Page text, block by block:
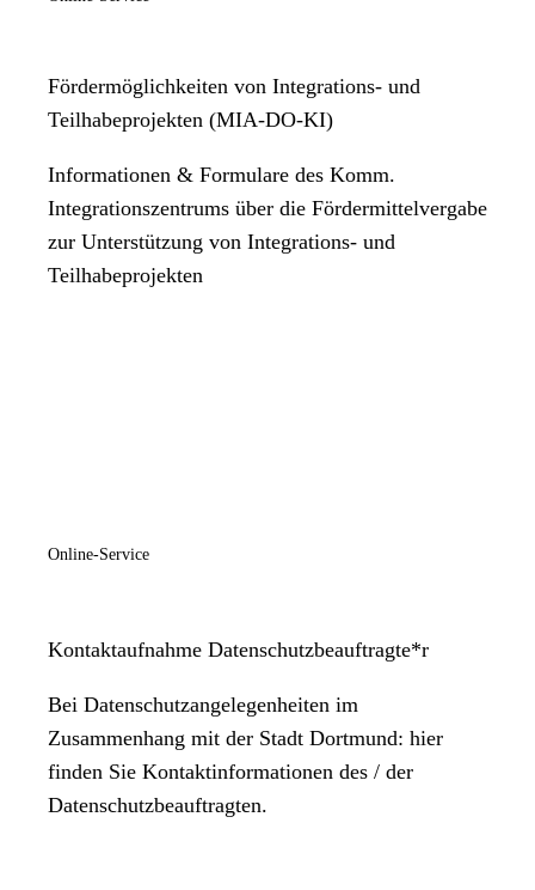
Fördermöglichkeiten von Integrations- und
Teilhabeprojekten (MIA-DO-KI)
Informationen & Formulare des Komm.
Integrationszentrums über die Fördermittelvergabe
zur Unterstützung von Integrations- und
Teilhabeprojekten
Online-Service
Kontaktaufnahme Datenschutzbeauftragte*r
Bei Datenschutzangelegenheiten im
Zusammenhang mit der Stadt Dortmund: hier
finden Sie Kontaktinformationen des / der
Datenschutzbeauftragten.